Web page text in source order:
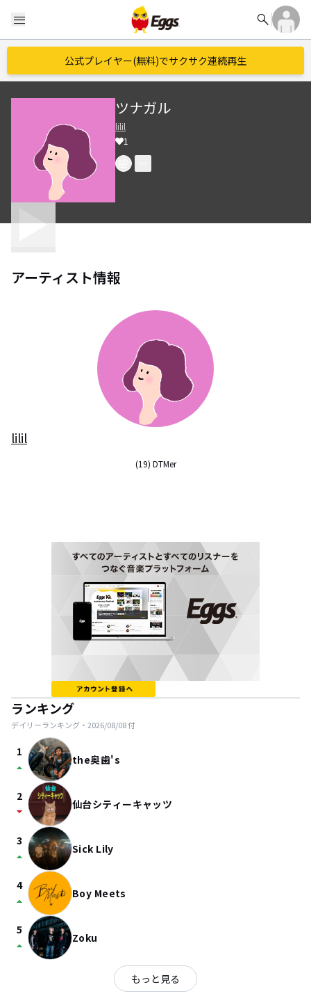
menu search
公式プレイヤー(無料)でサクサク連続再生
ツナガル
lilil
1
アーティスト情報
lilil
(19) DTMer
ランキング
デイリーランキング・ 2026/08/08付
1
arrow_drop_up the奥歯's
2
arrow_drop_down 仙台シティーキャッツ
3
arrow_drop_up Sick Lily
4
arrow_drop_up Boy Meets
5
arrow_drop_up Zoku
もっと見る